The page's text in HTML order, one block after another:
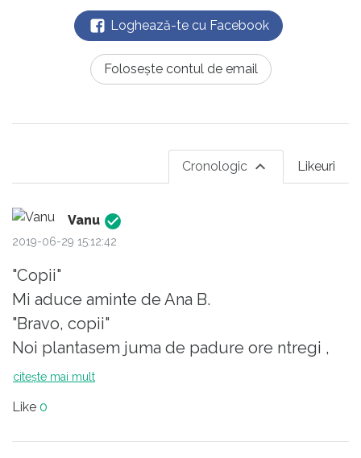
Loghează-te cu Facebook
Folosește contul de email
Likeuri
Cronologic
Vanu
2019-06-29 15:12:42
"Copii"
Mi aduce aminte de Ana B.
"Bravo, copii"
Noi plantasem juma de padure ore ntregi ,
flamanzi de pe la jumatea efortului (drum
Facusem poze ca sa vada lumea ce FACEM,
citește mai mult
Like 0